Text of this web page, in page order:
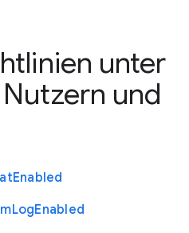
unter
und
Enabled
LogEnabled